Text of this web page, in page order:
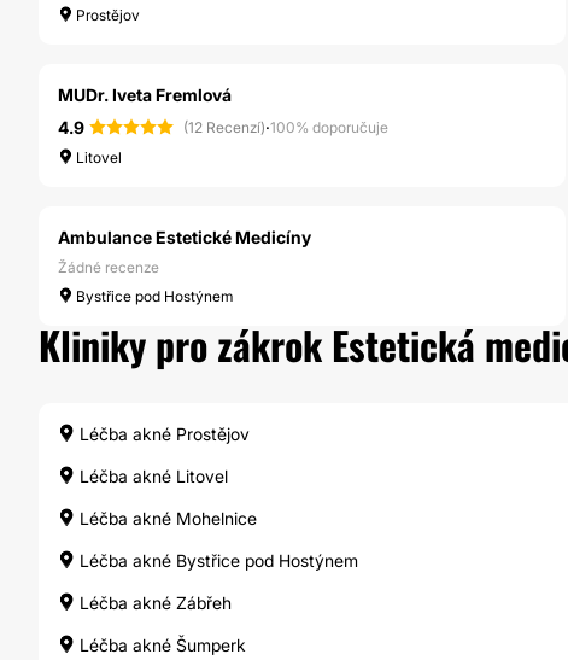
Prostějov
MUDr. Iveta Fremlová
4.9
(12 Recenzí)·100% doporučuje
Litovel
Ambulance Estetické Medicíny
Žádné recenze
Bystřice pod Hostýnem
Kliniky pro zákrok Estetická
Léčba akné Prostějov
Léčba akné Litovel
Léčba akné Mohelnice
Léčba akné Bystřice pod Hostýnem
Léčba akné Zábřeh
Léčba akné Šumperk